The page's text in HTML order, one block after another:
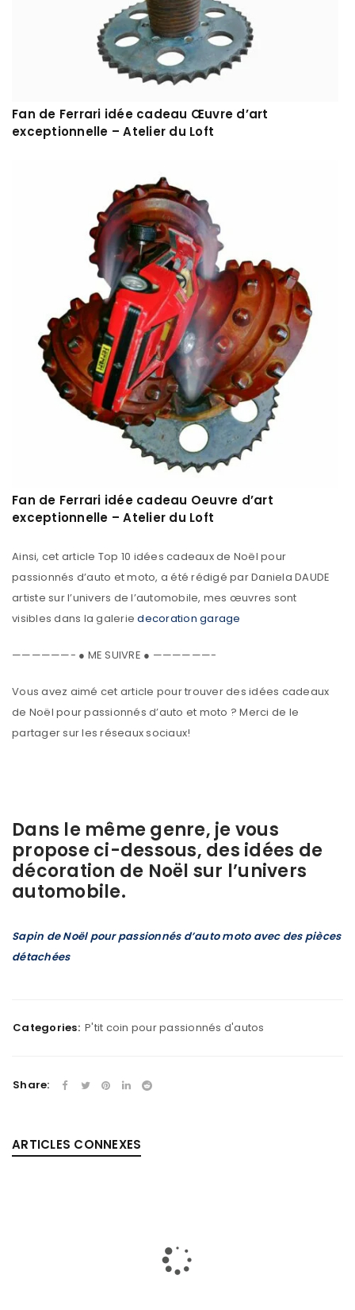
Fan de Ferrari idée cadeau Œuvre d’art
exceptionnelle – Atelier du Loft
Fan de Ferrari idée cadeau Oeuvre d’art
exceptionnelle – Atelier du Loft
Ainsi, cet article Top 10 idées cadeaux de Noël pour
passionnés d’auto et moto, a été rédigé par Daniela DAUDE
artiste sur l’univers de l’automobile, mes œuvres sont
visibles dans la galeriedecoration garage
——————- ● ME SUIVRE ● ——————-
Vous avez aimé cet article pour trouver des idées cadeaux
de Noël pour passionnés d’auto et moto ? Merci de le
partager sur les réseaux sociaux!
Dans le même genre, je vous
propose ci-dessous, des idées de
décoration de Noël sur l’univers
automobile.
Sapin de Noël pour passionnés d’auto moto avec des pièces
détachées
Categories: P'tit coin pour passionnés d'autos
Share:
ARTICLES CONNEXES